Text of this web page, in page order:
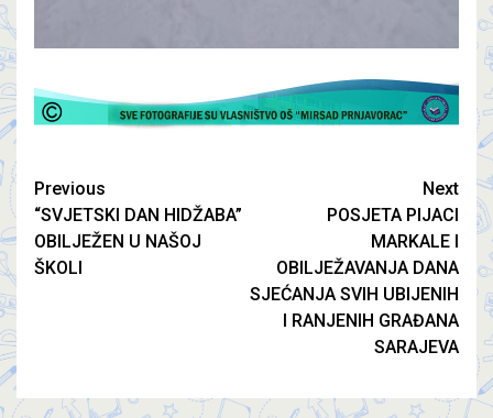
Previous
“SVJETSKI DAN HIDŽABA”
OBILJEŽEN U NAŠOJ
ŠKOLI
Next
POSJETA PIJACI
MARKALE I
OBILJEŽAVANJA DANA
SJEĆANJA SVIH UBIJENIH
I RANJENIH GRAĐANA
SARAJEVA